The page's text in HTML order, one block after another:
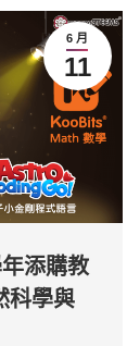
6 月
11
添購教
科學與